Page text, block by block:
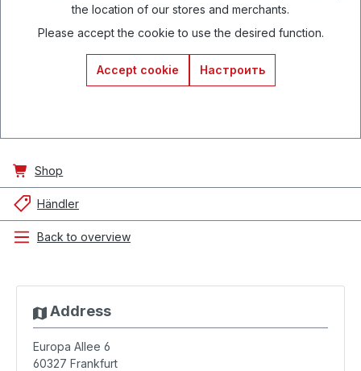
the location of our stores and merchants.
Please accept the cookie to use the desired function.
Accept cookie Настроить
Shop
Händler
Back to overview
Address
Europa Allee 6
60327 Frankfurt